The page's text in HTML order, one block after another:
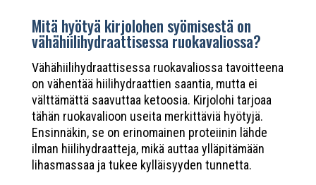
Mitä hyötyä kirjolohen syömisestä on
vähähiilihydraattisessa ruokavaliossa?
Vähähiilihydraattisessa ruokavaliossa tavoitteena
on vähentää hiilihydraattien saantia, mutta ei
välttämättä saavuttaa ketoosia. Kirjolohi tarjoaa
tähän ruokavalioon useita merkittäviä hyötyjä.
Ensinnäkin, se on erinomainen proteiinin lähde
ilman hiilihydraatteja, mikä auttaa ylläpitämään
lihasmassaa ja tukee kylläisyyden tunnetta.